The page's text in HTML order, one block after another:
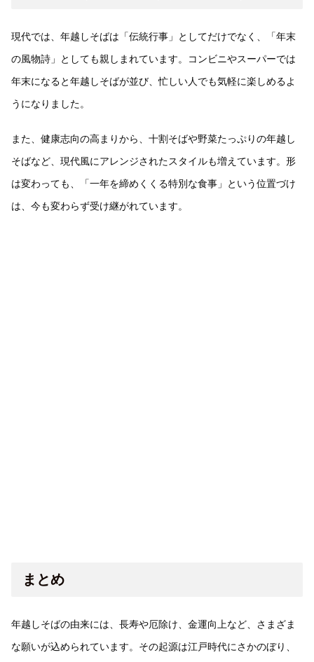
現代では、年越しそばは「伝統行事」としてだけでなく、「年末
の風物詩」としても親しまれています。コンビニやスーパーでは
年末になると年越しそばが並び、忙しい人でも気軽に楽しめるよ
うになりました。
また、健康志向の高まりから、十割そばや野菜たっぷりの年越し
そばなど、現代風にアレンジされたスタイルも増えています。形
は変わっても、「一年を締めくくる特別な食事」という位置づけ
は、今も変わらず受け継がれています。
まとめ
年越しそばの由来には、長寿や厄除け、金運向上など、さまざま
な願いが込められています。その起源は江戸時代にさかのぼり、